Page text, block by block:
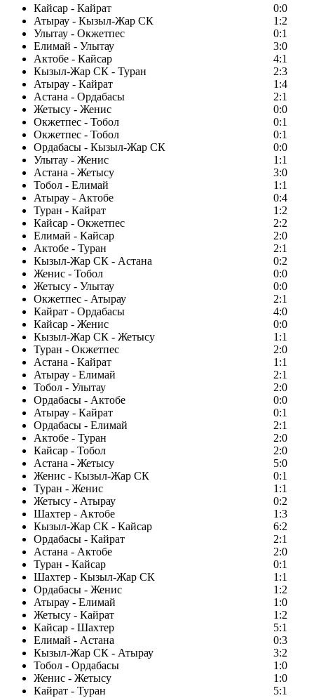
Кайсар - Кайрат
0:0
Атырау - Кызыл-Жар СК
1:2
Улытау - Окжетпес
0:1
Елимай - Улытау
3:0
Актобе - Кайсар
4:1
Кызыл-Жар СК - Туран
2:3
Атырау - Кайрат
1:4
Астана - Ордабасы
2:1
Жетысу - Женис
0:0
Окжетпес - Тобол
0:1
Окжетпес - Тобол
0:1
Ордабасы - Кызыл-Жар СК
0:0
Улытау - Женис
1:1
Астана - Жетысу
3:0
Тобол - Елимай
1:1
Атырау - Актобе
0:4
Туран - Кайрат
1:2
Кайсар - Окжетпес
2:2
Елимай - Кайсар
2:0
Актобе - Туран
2:1
Кызыл-Жар СК - Астана
0:2
Женис - Тобол
0:0
Жетысу - Улытау
0:0
Окжетпес - Атырау
2:1
Кайрат - Ордабасы
4:0
Кайсар - Женис
0:0
Кызыл-Жар СК - Жетысу
1:1
Туран - Окжетпес
2:0
Астана - Кайрат
1:1
Атырау - Елимай
2:1
Тобол - Улытау
2:0
Ордабасы - Актобе
0:0
Атырау - Кайрат
0:1
Ордабасы - Елимай
2:1
Актобе - Туран
2:0
Кайсар - Тобол
2:0
Астана - Жетысу
5:0
Женис - Кызыл-Жар СК
0:1
Туран - Женис
1:1
Жетысу - Атырау
0:2
Шахтер - Актобе
1:3
Кызыл-Жар СК - Кайсар
6:2
Ордабасы - Кайрат
2:1
Астана - Актобе
2:0
Туран - Кайсар
0:1
Шахтер - Кызыл-Жар СК
1:1
Ордабасы - Женис
1:2
Атырау - Елимай
1:0
Жетысу - Кайрат
1:2
Кайсар - Шахтер
5:1
Елимай - Астана
0:3
Кызыл-Жар СК - Атырау
3:2
Тобол - Ордабасы
1:0
Женис - Жетысу
1:0
Кайрат - Туран
5:1